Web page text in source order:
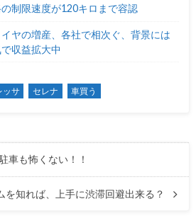
制限速度が120キロまで容認
ヤの増産、各社で相次ぐ、背景には
収益拡大中
ッサ セレナ 車買う
車も怖くない！！
を知れば、上手に渋滞回避出来る？